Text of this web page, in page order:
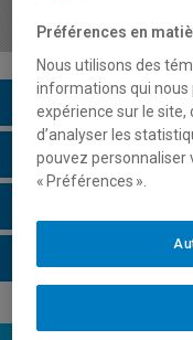
Description du
Horaire - Été 2026
Préférences en
Nous utilisons des
informations qui nous
expérience sur le site,
d’analyser les
pouvez personnaliser
« Préférences ».